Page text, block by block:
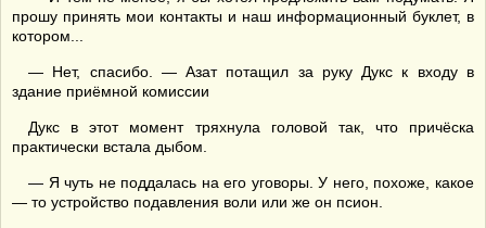
прошу принять мои контакты и наш информационный буклет, в
котором...
— Нет, спасибо. — Азат потащил за руку Дукс к входу в
здание приёмной комиссии
Дукс в этот момент тряхнула головой так, что причёска
практически встала дыбом.
— Я чуть не поддалась на его уговоры. У него, похоже, какое
— то устройство подавления воли или же он псион.